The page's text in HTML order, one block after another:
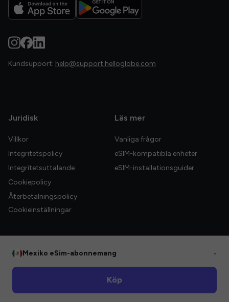
Kundsupport: help@support.helloglobe.com
Juridisk
Villkor
Integritetspolicy
Integritetsuttalande
Cookiepolicy
Återbetalningspolicy
Cookieinställningar
Läs mer
Vanliga frågor
eSIM-kompatibla enheter
eSIM-installationsguider
Mexiko eSim-abonnemang •
Köp